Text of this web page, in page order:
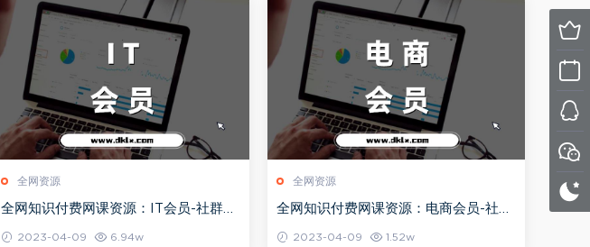
全网资源
全网知识付费网课资源：IT会员-社群教
2023-04-09 6.94w
全网资源
全网知识付费网课资源：电商会员-社群
2023-04-09 1.52w